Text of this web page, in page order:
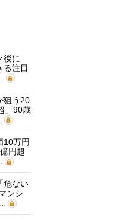
後に
る注目
狙う20
」90歳
10万円
円超
危ない
ンシ